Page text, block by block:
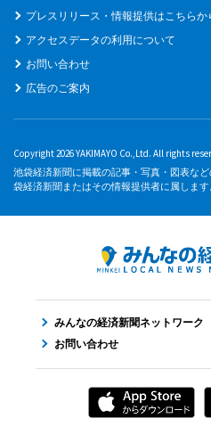
プレスリリース・情報提供はこちらか
アクセスデータの利用について
お問い合わせ
広告のご案内
Copyright 2026 YAKIMAYO Co.,Ltd. All rights
池袋経済新聞に掲載の記事・写真・図表な
袋経済新聞またはその情報提供者に属します
みんなの経済新聞ネットワーク
お問い合わせ